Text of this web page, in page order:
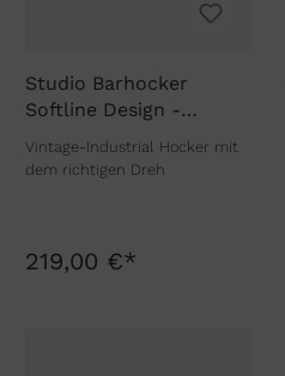
Studio Barhocker
Softline Design -
Set
Vintage-Industrial Hocker mit
dem richtigen Dreh
219,00 €*